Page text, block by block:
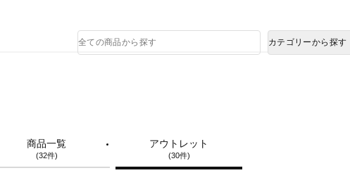
品
検
カテゴリーから探す
商品一覧
(32件)
アウトレット
(30件)